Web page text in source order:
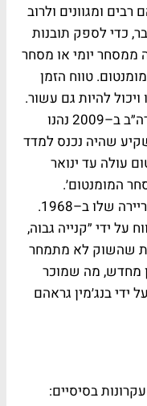
ומגוונים ולרוב
כדי לספק תובנות
ממסחר יומי או מסחר
טווח הזמן
ויכול להיות גם עשור.
משקיעים שנכנסו לשוק המניות בארה״ב ב–2009 נהנו
עולה עד לשנת 2018. משקיע שהיה נכנס למדד
עולה עד ינואר
המומנטום׳.
דריהאוס נולד ב–1942 והחל את הקריירה שלו ב–1968.
על ידי ״קנייה גבוה,
שהשוק לא מתמחר
מחדש, מה שמוכר
ידי בנג׳מין גראהם
בסיסיים: